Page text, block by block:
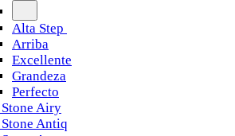
Alta Step
Arriba
Excellente
Grandeza
Perfecto
Airy
Antiq